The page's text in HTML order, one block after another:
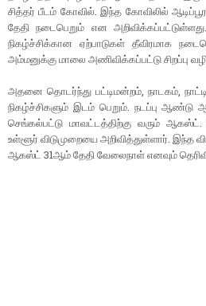
சித்தர் பீடம் கோவில். இந்த கோவிலில்
தேதி நடைபெறும் என
நிகழ்ச்சிக்கான ஏற்பாடுகள் தீவிரமாக
அம்மனுக்கு மாலை அணிவிக்கப்பட்டு சிறப்பு
அதனை தொடர்ந்து பட்டிமன்றம், நாடகம்,
நிகழ்ச்சிகளும் இடம் பெறும். நடப்பு ஆண்டு
செங்கல்பட்டு மாவட்டத்திற்கு வரும்
உள்ளூர் விடுமுறையை அறிவித்துள்ளார். இந்த
ஆகஸ்ட் 31ஆம் தேதி வேலைநாள் எனவும்